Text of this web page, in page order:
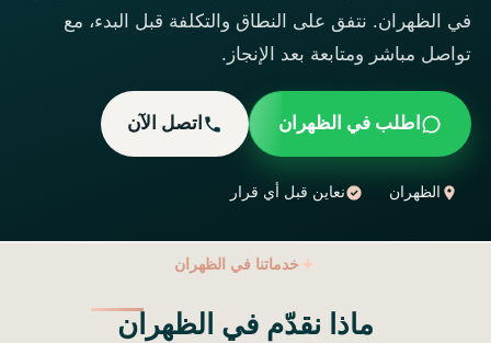
في الظهران. نتفق على النطاق والتكلفة قبل البدء، مع
تواصل مباشر ومتابعة بعد الإنجاز.
اطلب في الظهران اتصل الآن
الظهران نعاين قبل أي قرار
خدماتنا في الظهران
ماذا نقدّم في الظهران